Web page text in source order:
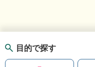
目的で探す